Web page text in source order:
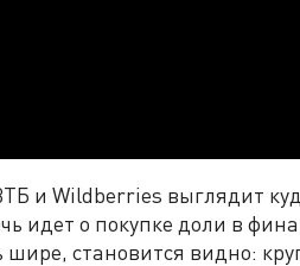
и Wildberries выглядит
идет о покупке доли в
шире, становится видно: